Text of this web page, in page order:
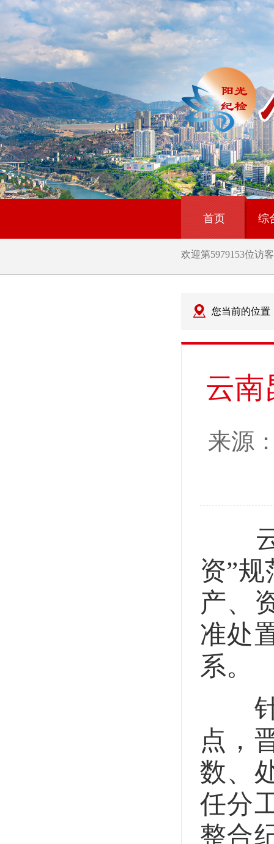
首页 综
欢迎第5979153位访客
您当前的位置
云南
来源
云
资”
产、
准处
系。
针
点，
数、
任分
整合